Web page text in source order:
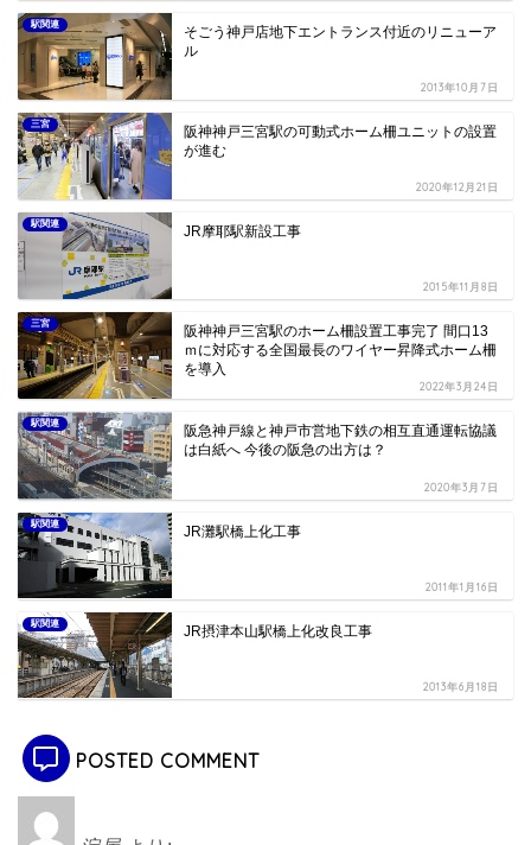
駅関連
そごう神戸店地下エントランス付近のリニューア
ル
2013年10月7日
三宮
阪神神戸三宮駅の可動式ホーム柵ユニットの設置
が進む
2020年12月21日
駅関連 JR摩耶駅新設工事
2015年11月8日
三宮
阪神神戸三宮駅のホーム柵設置工事完了 間口13
ｍに対応する全国最長のワイヤー昇降式ホーム柵
を導入
2022年3月24日
駅関連
阪急神戸線と神戸市営地下鉄の相互直通運転協議
は白紙へ 今後の阪急の出方は？
2020年3月7日
駅関連 JR灘駅橋上化工事
2011年1月16日
駅関連 JR摂津本山駅橋上化改良工事
2013年6月18日
POSTED COMMENT